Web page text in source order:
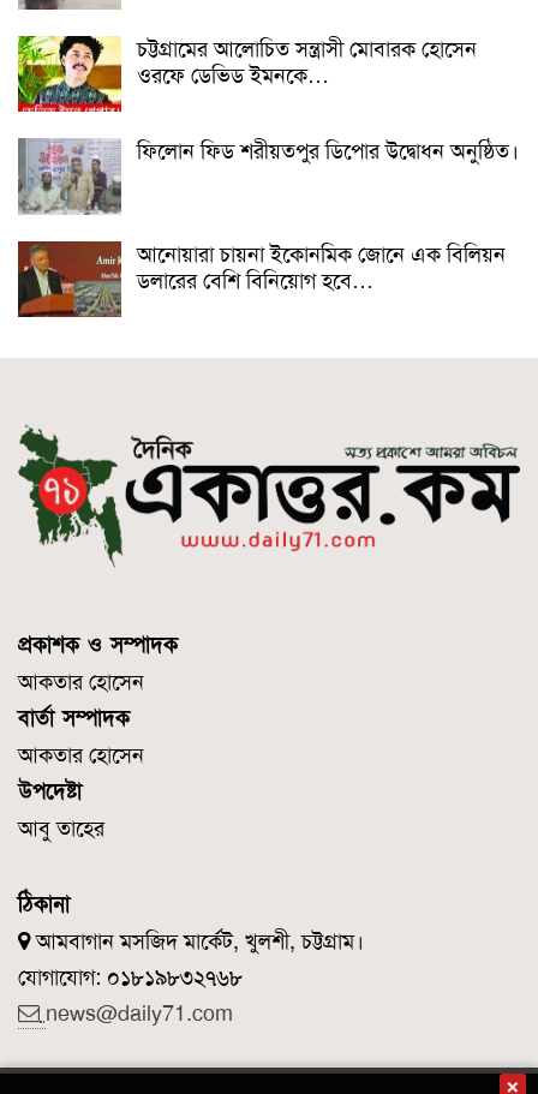
চট্টগ্রামের আলোচিত সন্ত্রাসী মোবারক হোসেন
ওরফে ডেভিড ইমনকে…
ফিলোন ফিড শরীয়তপুর ডিপোর উদ্বোধন অনুষ্ঠিত।
আনোয়ারা চায়না ইকোনমিক জোনে এক বিলিয়ন
ডলারের বেশি বিনিয়োগ হবে…
প্রকাশক ও সম্পাদক
আকতার হোসেন
বার্তা সম্পাদক
আকতার হোসেন
উপদেষ্টা
আবু তাহের
ঠিকানা
আমবাগান মসজিদ মার্কেট, খুলশী, চট্টগ্রাম।
যোগাযোগ: ০১৮১৯৮৩২৭৬৮
news@daily71.com
×